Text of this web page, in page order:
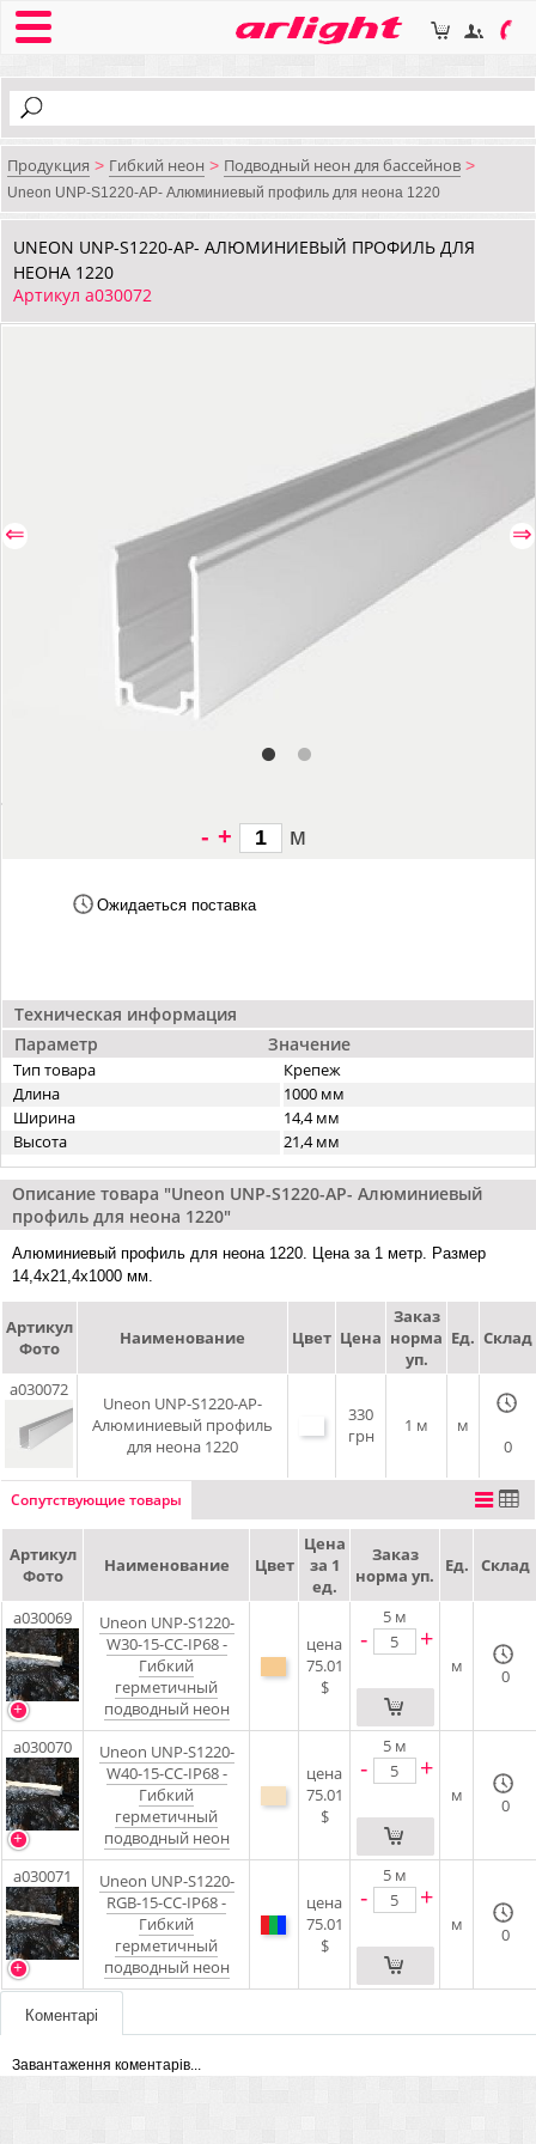
Продукция > Гибкий неон > Подводный неон для бассейнов >
Uneon UNP-S1220-AP- Алюминиевый профиль для неона 1220
UNEON UNP-S1220-AP- АЛЮМИНИЕВЫЙ ПРОФИЛЬ ДЛЯ
НЕОНА 1220
Артикул a030072
⇐ ⇒
Техническая информация
Параметр
Значение
Тип товара
Крепеж
Длина
1000 мм
Ширина
14,4 мм
Высота
21,4 мм
- + м
Ожидаеться поставка
Описание товара "Uneon UNP-S1220-AP- Алюминиевый
профиль для неона 1220"
Алюминиевый профиль для неона 1220. Цена за 1 метр. Размер
14,4x21,4x1000 мм.
Артикул
Фото
Наименование Цвет Цена
Заказ
норма
уп.
Ед. Склад
a030072
Uneon UNP-S1220-AP-
Алюминиевый профиль
для неона 1220
330
грн
1 м
м
0
Сопутствующие товары
Артикул
Фото
Наименование Цвет
Цена
за 1
ед.
Заказ
норма уп.
Ед. Склад
a030069
Uneon UNP-S1220-
W30-15-CC-IP68 -
Гибкий
герметичный
подводный неон
цена
75.01
$
5 м
- +
м 0
a030070
Uneon UNP-S1220-
W40-15-CC-IP68 -
Гибкий
герметичный
подводный неон
цена
75.01
$
5 м
- +
м 0
a030071
Uneon UNP-S1220-
RGB-15-CC-IP68 -
Гибкий
герметичный
подводный неон
цена
75.01
$
5 м
- +
м 0
Коментарі
Завантаження коментарів...